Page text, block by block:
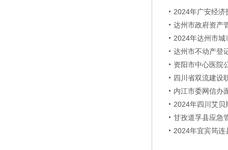
2024年广安经济
达州市政府资产
2024年达州市城
达州市不动产登
资阳市中心医院
四川省双流建设
内江市委网信办
2024年四川艾贝
甘孜道孚县应急
2024年宜宾筠连